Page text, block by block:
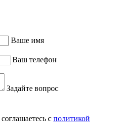
Ваше имя
Ваш телефон
Задайте вопрос
с политикой